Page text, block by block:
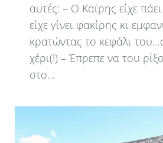
αυτές: – Ο Καϊρης είχε
είχε γίνει φακίρης κι
κρατώντας το κεφάλι
χέρι(!) – Έπρεπε να του
στο…